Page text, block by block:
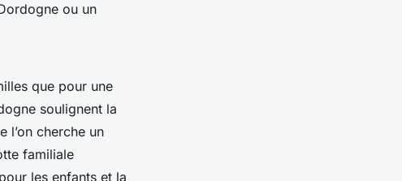
ou un
que pour une
soulignent la
l’on cherche un
familiale
les enfants et la